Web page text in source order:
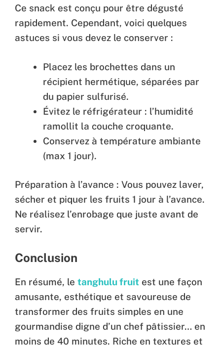
Ce snack est conçu pour être dégusté
rapidement. Cependant, voici quelques
astuces si vous devez le conserver :
Placez les brochettes dans un
récipient hermétique, séparées par
du papier sulfurisé.
Évitez le réfrigérateur : l’humidité
ramollit la couche croquante.
Conservez à température ambiante
(max 1 jour).
Préparation à l’avance : Vous pouvez laver,
sécher et piquer les fruits 1 jour à l’avance.
Ne réalisez l’enrobage que juste avant de
servir.
Conclusion
En résumé, le tanghulu fruit est une façon
amusante, esthétique et savoureuse de
transformer des fruits simples en une
gourmandise digne d’un chef pâtissier… en
moins de 40 minutes. Riche en textures et